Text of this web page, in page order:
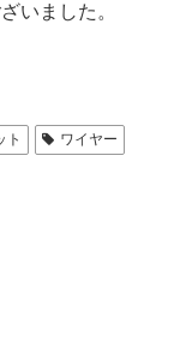
いました。
ト ワイヤー